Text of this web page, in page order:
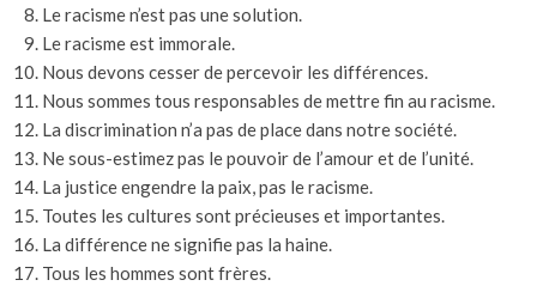
Le racisme n’est pas une solution.
Le racisme est immorale.
Nous devons cesser de percevoir les différences.
Nous sommes tous responsables de mettre fin au racisme.
La discrimination n’a pas de place dans notre société.
Ne sous-estimez pas le pouvoir de l’amour et de l’unité.
La justice engendre la paix, pas le racisme.
Toutes les cultures sont précieuses et importantes.
La différence ne signifie pas la haine.
Tous les hommes sont frères.